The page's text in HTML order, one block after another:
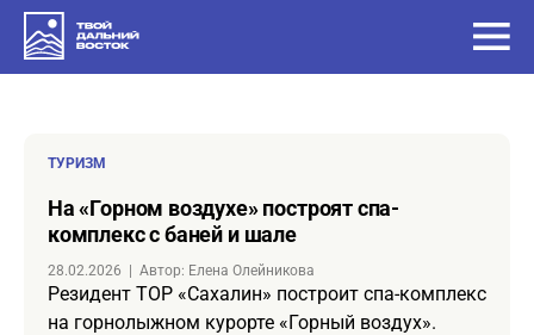
ТУРИЗМ
на «Горном воздухе» построят спа-
комплекс с баней и шале
28.02.2026 Автор: Елена Олейникова
Резидент ТОР «Сахалин» построит спа-комплекс
на горнолыжном курорте «Горный воздух».